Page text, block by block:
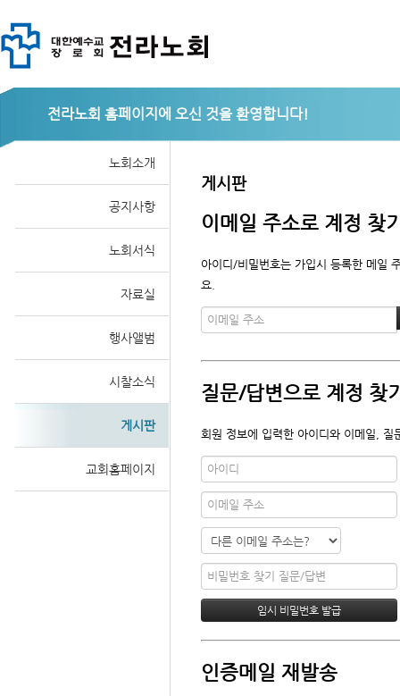
전라노회
노회소개
공지사항
노회서식
자료실
행사앨범
시찰소식
게시판
교회홈페이지
게시판
이메일 주소로 계정 찾
아이디/비밀번호는 가입시 등록한 메일
요.
질문/답변으로 계정 찾
회원 정보에 입력한 아이디와 이메일,
인증메일 재발송